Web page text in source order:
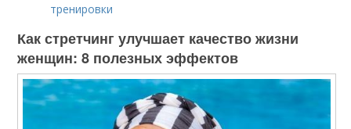
тренировки
Как стретчинг улучшает качество жизни
женщин: 8 полезных эффектов